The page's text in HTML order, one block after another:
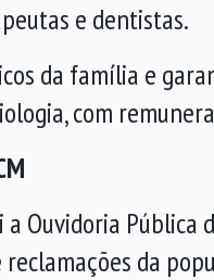
e dentistas.
da família e
com
Ouvidoria Pública
reclamações da